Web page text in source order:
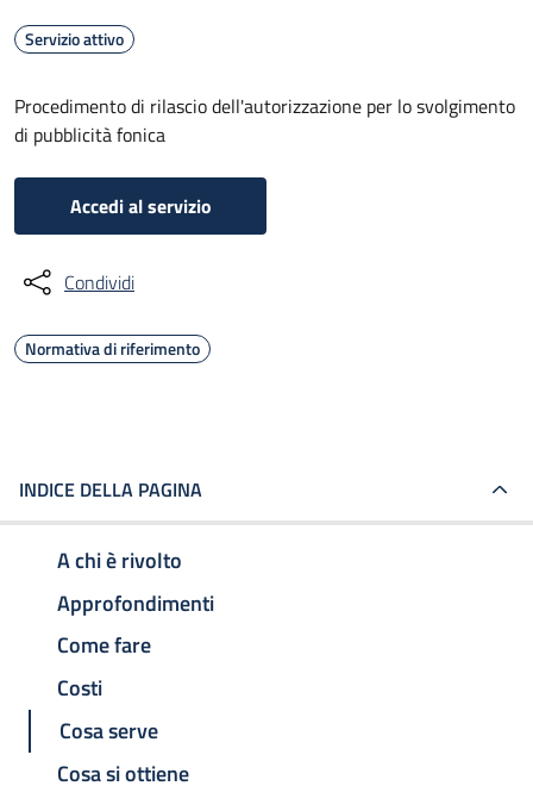
Servizio attivo
Procedimento di rilascio dell'autorizzazione per lo svolgimento
di pubblicità fonica
Accedi al servizio
Condividi
Normativa di riferimento
INDICE DELLA PAGINA
A chi è rivolto
Approfondimenti
Come fare
Costi
Cosa serve
Cosa si ottiene